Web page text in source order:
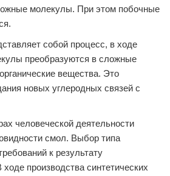
молекулы. При этом побочные
собой процесс, в ходе
преобразуются в сложные
вещества. Это
новых углеродных связей с
человеческой деятельности
смол. Выбор типа
к результату
производства синтетических